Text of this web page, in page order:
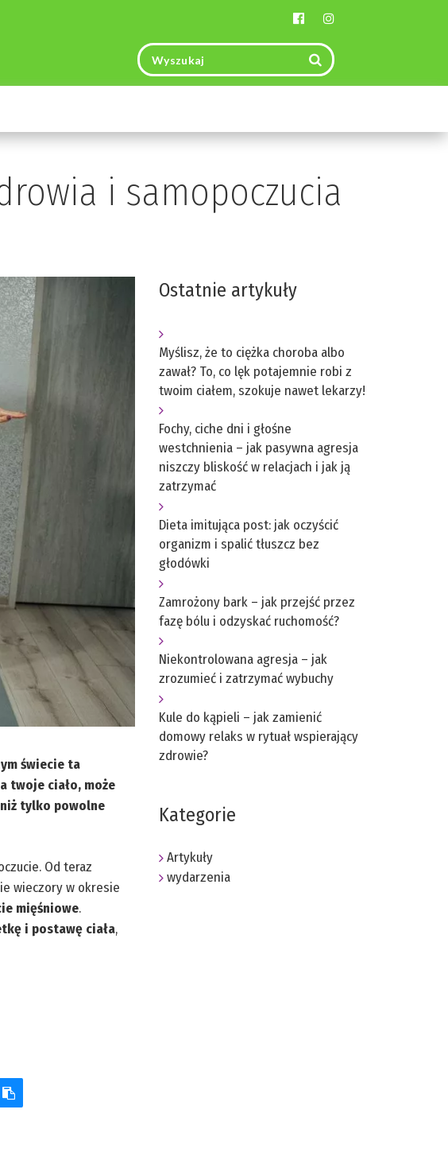
i samopoczucia
świecie ta
twoje ciało, może
tylko powolne
Od teraz
wieczory w okresie
mięśniowe.
i postawę ciała,
Ostatnie artykuły
Myślisz, że to ciężka choroba albo
zawał? To, co lęk potajemnie robi z
twoim ciałem, szokuje nawet lekarzy!
Fochy, ciche dni i głośne
westchnienia – jak pasywna agresja
niszczy bliskość w relacjach i jak ją
zatrzymać
Dieta imitująca post: jak oczyścić
organizm i spalić tłuszcz bez
głodówki
Zamrożony bark – jak przejść przez
fazę bólu i odzyskać ruchomość?
Niekontrolowana agresja – jak
zrozumieć i zatrzymać wybuchy
Kule do kąpieli – jak zamienić
domowy relaks w rytuał wspierający
zdrowie?
Kategorie
Artykuły
wydarzenia